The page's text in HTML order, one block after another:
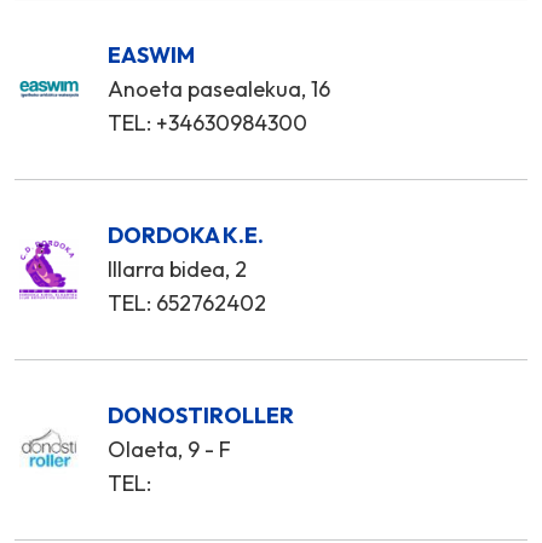
EASWIM
Anoeta pasealekua, 16
TEL: +34630984300
DORDOKA K.E.
Illarra bidea, 2
TEL: 652762402
DONOSTIROLLER
Olaeta, 9 - F
TEL: